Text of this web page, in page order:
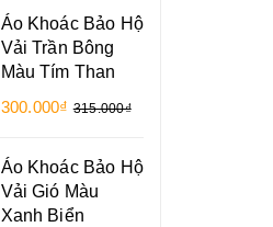
Áo Khoác Bảo Hộ
Vải Trần Bông
Màu Tím Than
300.000₫ 315.000₫
Áo Khoác Bảo Hộ
Vải Gió Màu
Xanh Biển